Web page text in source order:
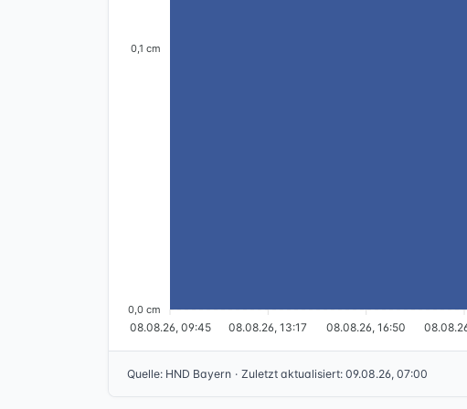
0,1 cm
0,0 cm
08.08.26, 09:45 08.08.26, 13:17 08.08.26, 16:50
Quelle: HND Bayern · Zuletzt aktualisiert: 09.08.26, 07:00